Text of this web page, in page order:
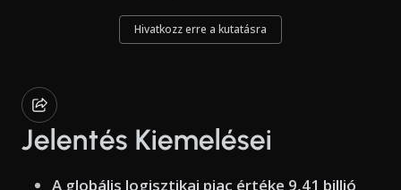
Hivatkozz erre a kutatásra
Jelentés Kiemelései
A globális logisztikai piac értéke 9,41 billió